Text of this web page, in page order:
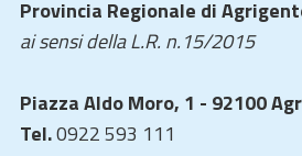
Provincia Regionale di
ai sensi della L.R. n.15/2015
Piazza Aldo Moro, 1 - 92100
Tel.0922 593 111